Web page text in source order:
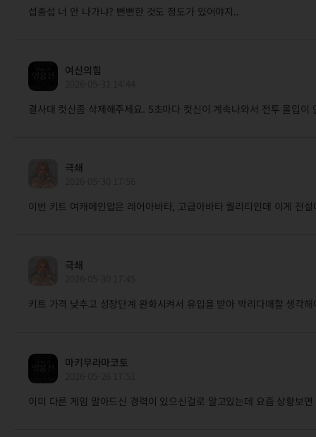
섭종섭 너 안 나가냐? 뻔뻔한 것도 정도가 있어야지..
여신의힘
결사대 컷신좀 삭제해주세요. 5초마다 컷신이 계속나와서 전투 몰입이
극쇄
이번 키트 여캐메인압은 레어아바타, 고급아바타 퀄리티인데 이게 전
극쇄
키트 가격 낮추고 성장단계 완화시켜서 유입을 받아 박리다매할 생각
마키무라마코토
이미 다른 게임 말아드신 경력이 있으신걸로 알고있는데 요즘 상황보